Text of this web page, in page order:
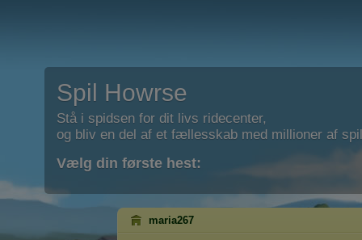
Spil Howrse
Stå i spidsen for dit livs ridecenter,
og bliv en del af et fællesskab med millioner af
Vælg din første hest:
maria267